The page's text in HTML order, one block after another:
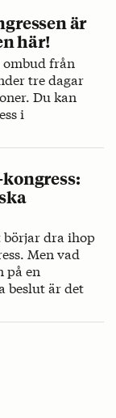
är
här!
ombud från
tre dagar
Du kan
i
kongress:
börjar dra ihop
Men vad
på en
beslut är det